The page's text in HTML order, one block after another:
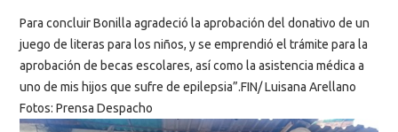
Para concluir Bonilla agradeció la aprobación del donativo de un
juego de literas para los niños, y se emprendió el trámite para la
aprobación de becas escolares, así como la asistencia médica a
uno de mis hijos que sufre de epilepsia”.FIN/ Luisana Arellano
Fotos: Prensa Despacho